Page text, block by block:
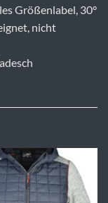
Größenlabel, 30°
nicht